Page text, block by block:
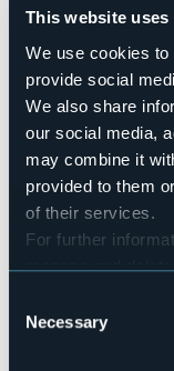
This website uses
We use cookies
provide social
We also share
our social media,
may combine it
provided to them
of their services.
For further
manage and
Selection
Necessary
Sabato 4 Luglio
curiosità e oggetti
Durante l'estate
Mercatino del
Sabato 15 agosto
L'ingresso è gratuito.
Event organizer
Associazione "I
Event location
Lungolago di
+39 3776958400